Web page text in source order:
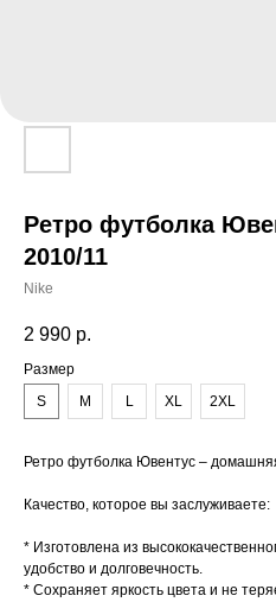
Ретро футболка
2010/11
Nike
2 990 р.
Размер
S
M L XL 2XL
Ретро футболка Ювентус –
Качество, которое вы заслуживаете:
* Изготовлена из
удобство и долговечность.
* Сохраняет яркость цвета и не